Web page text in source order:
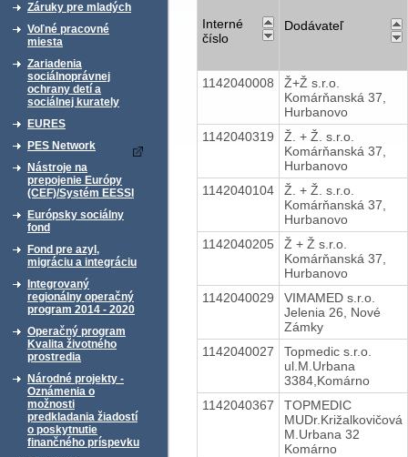
Záruky pre mladých
Voľné pracovné
miesta
Zariadenia
sociálnoprávnej
ochrany detí a
sociálnej kurately
EURES
PES Network
Nástroje na
prepojenie Európy
(CEF)/Systém EESSI
Európsky sociálny
fond
Fond pre azyl,
migráciu a integráciu
Integrovaný
regionálny operačný
program 2014 - 2020
Operačný program
Kvalita životného
prostredia
Národné projekty -
Oznámenia o
možnosti
predkladania žiadostí
o poskytnutie
finančného príspevku
Interné
číslo
Dodávateľ
1142040008
Ž+Ž s.r.o.
Komárňanská 37,
Hurbanovo
1142040319
Ž. + Ž. s.r.o.
Komárňanská 37,
Hurbanovo
1142040104
Ž. + Ž. s.r.o.
Komárňanská 37,
Hurbanovo
1142040205
Ž + Ž s.r.o.
Komárňanská 37,
Hurbanovo
1142040029
VIMAMED s.r.o.
Jelenia 26, Nové
Zámky
1142040027
Topmedic s.r.o.
ul.M.Urbana
3384,Komárno
1142040367
TOPMEDIC
MUDr.Križalkovičová
M.Urbana 32
Komárno